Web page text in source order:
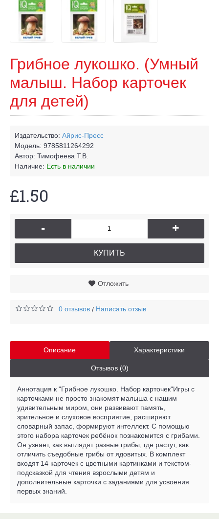
Грибное лукошко. (Умный
малыш. Набор карточек
для детей)
Издательство: Айрис-Пресс
Модель: 9785811264292
Автор: Тимофеева Т.В.
Наличие: Есть в наличии
£1.50
- +
КУПИТЬ
Отложить
0 отзывов / Написать отзыв
Описание Характеристики
Отзывов (0)
Аннотация к "Грибное лукошко. Набор карточек"Игры с
карточками не просто знакомят малыша с нашим
удивительным миром, они развивают память,
зрительное и слуховое восприятие, расширяют
словарный запас, формируют интеллект. С помощью
этого набора карточек ребёнок познакомится с грибами.
Он узнает, как выглядят разные грибы, где растут, как
отличить съедобные грибы от ядовитых. В комплект
входят 14 карточек с цветными картинками и текстом-
подсказкой для чтения взрослыми детям и
дополнительные карточки с заданиями для усвоения
первых знаний.